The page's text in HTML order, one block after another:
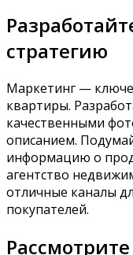
стратегию
Маркетинг —
квартиры.
качественными
описанием.
информацию о
агентство
отличные каналы
покупателей.